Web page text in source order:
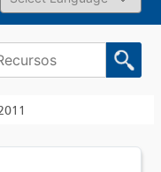
Powered by